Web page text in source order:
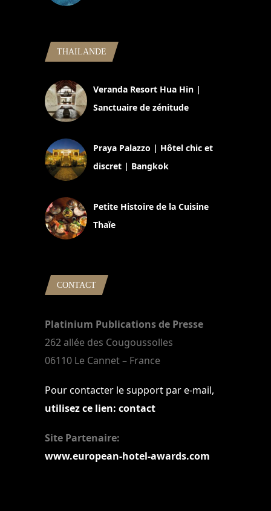
THAILANDE
Veranda Resort Hua Hin |
Sanctuaire de zénitude
Praya Palazzo | Hôtel chic et
discret | Bangkok
Petite Histoire de la Cuisine
Thaïe
CONTACT
Platinium Publications de Presse
262 allée des Cougoussolles
06110 Le Cannet – France
Pour contacter le support par e-mail,
utilisez ce lien: contact
Site Partenaire:
www.european-hotel-awards.com